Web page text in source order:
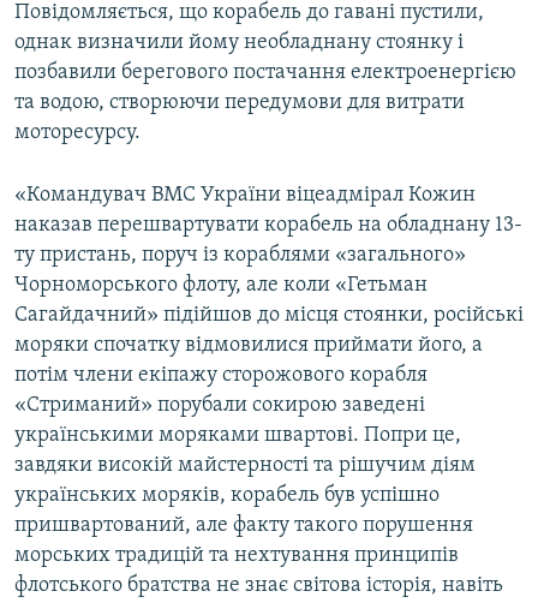
Повідомляється, що корабель до гавані пустили,
однак визначили йому необладнану стоянку і
позбавили берегового постачання електроенергією
та водою, створюючи передумови для витрати
моторесурсу.
«Командувач ВМС України віцеадмірал Кожин
наказав перешвартувати корабель на обладнану 13-
ту пристань, поруч із кораблями «загального»
Чорноморського флоту, але коли «Гетьман
Сагайдачний» підійшов до місця стоянки, російські
моряки спочатку відмовилися приймати його, а
потім члени екіпажу сторожового корабля
«Стриманий» порубали сокирою заведені
українськими моряками швартові. Попри це,
завдяки високій майстерності та рішучим діям
українських моряків, корабель був успішно
пришвартований, але факту такого порушення
морських традицій та нехтування принципів
флотського братства не знає світова історія, навіть